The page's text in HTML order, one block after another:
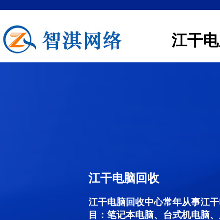
江干
江干电脑回收
江干电脑回收中心常年从事江
目：笔记本电脑、台式机电脑